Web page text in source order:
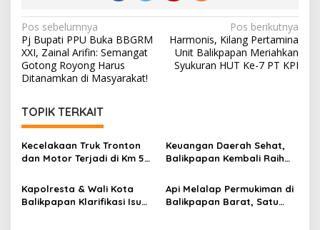
Navigasi
pos
Pos sebelumnya
Pj Bupati PPU Buka BBGRM
XXI, Zainal Arifin: Semangat
Gotong Royong Harus
Ditanamkan di Masyarakat!
Pos berikutnya
Harmonis, Kilang Pertamina
Unit Balikpapan Meriahkan
Syukuran HUT Ke-7 PT KPI
TOPIK TERKAIT
Kecelakaan Truk Tronton
dan Motor Terjadi di Km 5
Jadi Korban
Keuangan Daerah Sehat,
Balikpapan Kembali Raih
Kapolresta & Wali Kota
Balikpapan Klarifikasi Isu
Api Melalap Permukiman di
Balikpapan Barat, Satu